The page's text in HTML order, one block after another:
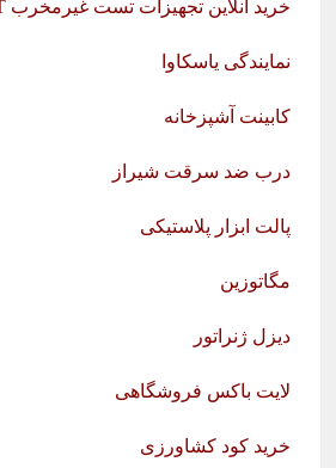
خرید آنلاین تجهیزات تست غیرمخرب NDT
نمایندگی یاسکاوا
کابینت آشپزخانه
درب ضد سرقت شیراز
پالت ابزار پلاستیکی
مگاتوزین
دیزل ژنراتور
لایت باکس فروشگاهی
خرید کود کشاورزی